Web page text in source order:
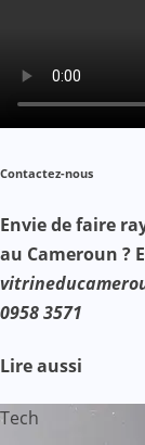
Contactez-nous
Envie de faire
au Cameroun ?
0958 3571
Lire aussi
Tech